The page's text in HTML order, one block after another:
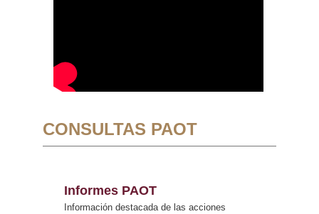
CONSULTAS PAOT
Informes PAOT
Información destacada de las acciones